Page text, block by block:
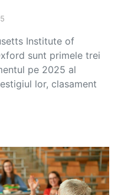
Institute of
sunt primele trei
pe 2025 al
lor, clasament